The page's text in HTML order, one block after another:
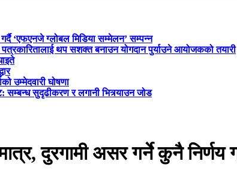
‘एफएनजे ग्लोबल मिडिया सम्मेलन’ सम्पन्न
थप सशक्त बनाउन योगदान पुर्याउने आयोजकको तयारी
उम्मेदवारी घोषणा
सम्बन्ध सुदृढीकरण र लगानी भित्र्याउन जोड
दुरगामी असर गर्ने कुनै निर्णय